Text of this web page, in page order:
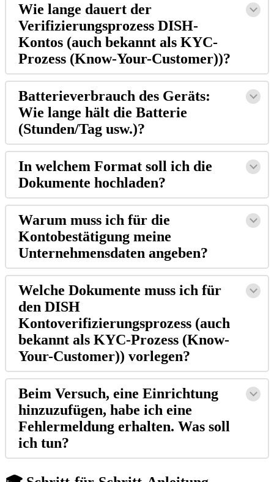
Wie lange dauert der
Verifizierungsprozess DISH-
Kontos (auch bekannt als KYC-
Prozess (Know-Your-Customer))?
Batterieverbrauch des Geräts:
Wie lange hält die Batterie
(Stunden/Tag usw.)?
In welchem Format soll ich die
Dokumente hochladen?
Warum muss ich für die
Kontobestätigung meine
Unternehmensdaten angeben?
Welche Dokumente muss ich für
den DISH
Kontoverifizierungsprozess (auch
bekannt als KYC-Prozess (Know-
Your-Customer)) vorlegen?
Beim Versuch, eine Einrichtung
hinzuzufügen, habe ich eine
Fehlermeldung erhalten. Was soll
ich tun?